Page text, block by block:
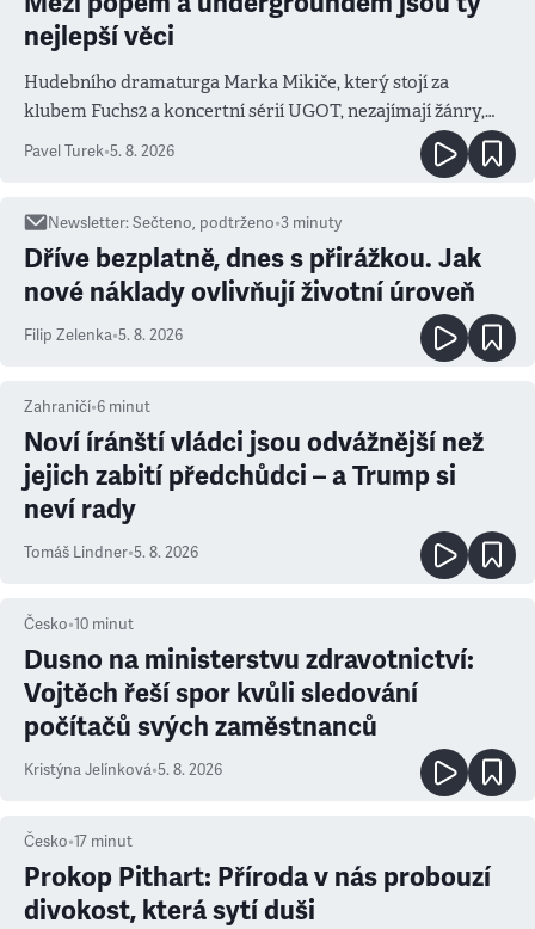
nejlepší věci
Hudebního dramaturga Marka Mikiče, který stojí za
klubem Fuchs2 a koncertní sérií UGOT, nezajímají žánry,
ale atmosféra
Pavel Turek•5. 8. 2026
Newsletter:Sečteno, podtrženo•3 minuty
Dříve bezplatně, dnes s přirážkou. Jak
nové náklady ovlivňují životní úroveň
Filip Zelenka•5. 8. 2026
Zahraničí•6 minut
Noví íránští vládci jsou odvážnější než
jejich zabití předchůdci – a Trump si
neví rady
Tomáš Lindner•5. 8. 2026
Česko•10 minut
Dusno na ministerstvu zdravotnictví:
Vojtěch řeší spor kvůli sledování
počítačů svých zaměstnanců
Kristýna Jelínková•5. 8. 2026
Česko•17 minut
Prokop Pithart: Příroda v nás probouzí
divokost, která sytí duši